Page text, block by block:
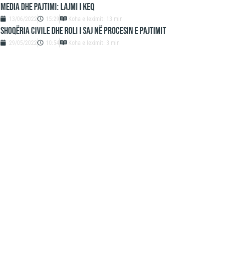
MEDIA DHE PAJTIMI: LAJMI I KEQ
13/06/2022 15:29 Koha e leximit: 13 min
SHOQËRIA CIVILE DHE ROLI I SAJ NË PROCESIN E PAJTIMIT
29/05/2022 10:54 Koha e leximit: 3 min